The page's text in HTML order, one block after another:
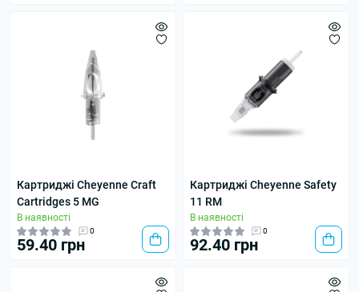
Картриджі Cheyenne Craft
Cartridges 5 MG
В наявності
0
59.40 грн
Картриджі Cheyenne Safety
11 RM
В наявності
0
92.40 грн